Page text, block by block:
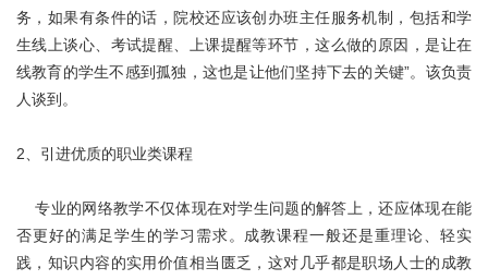
务，如果有条件的话，院校还应该创办班主任服务机制，包括和学
生线上谈心、考试提醒、上课提醒等环节，这么做的原因，是让在
线教育的学生不感到孤独，这也是让他们坚持下去的关键”。该负责
人谈到。
2、引进优质的职业类课程
专业的网络教学不仅体现在对学生问题的解答上，还应体现在能
否更好的满足学生的学习需求。成教课程一般还是重理论、轻实
践，知识内容的实用价值相当匮乏，这对几乎都是职场人士的成教